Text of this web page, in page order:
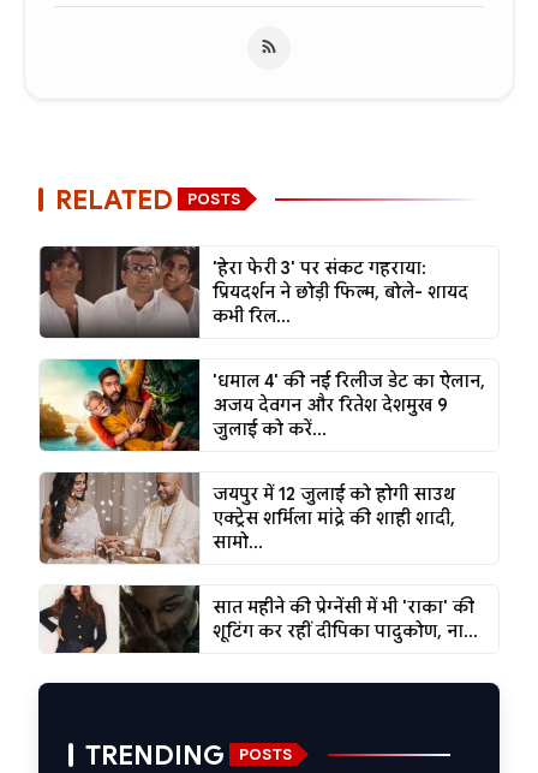
RELATED POSTS
'हेरा फेरी 3' पर संकट गहराया:
प्रियदर्शन ने छोड़ी फिल्म, बोले- शायद
कभी रिल...
'धमाल 4' की नई रिलीज डेट का ऐलान,
अजय देवगन और रितेश देशमुख 9
जुलाई को करें...
जयपुर में 12 जुलाई को होगी साउथ
एक्ट्रेस शर्मिला मांद्रे की शाही शादी,
सामो...
सात महीने की प्रेग्नेंसी में भी 'राका' की
शूटिंग कर रहीं दीपिका पादुकोण, ना...
TRENDING POSTS